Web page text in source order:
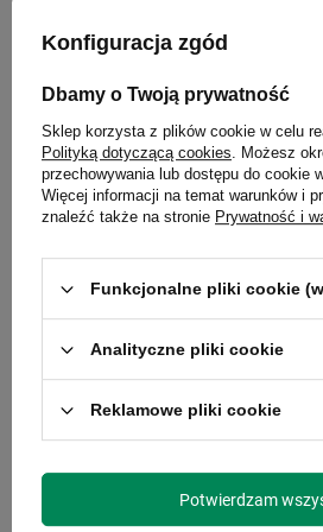
Podsumujmy: jeśli chcesz wybrać najlepszą
uwagę na to czy jest ona:- w 100% szczelna
wykonana z bezpiecznych dla zdrowia
nie utrzymują zapachów- łatwa w utrzymaniu
Konfiguracja zgód
Dbamy o Twoją prywatność
Sklep korzysta z plików cookie w celu
Polityką dotyczącą cookies. Możesz
przechowywania lub dostępu do cookie
Więcej informacji na temat warunków i
znaleźć także na stronie Prywatność i
Funkcjonalne pliki cookie
Analityczne pliki cookie
Reklamowe pliki cookie
Potwierdzam